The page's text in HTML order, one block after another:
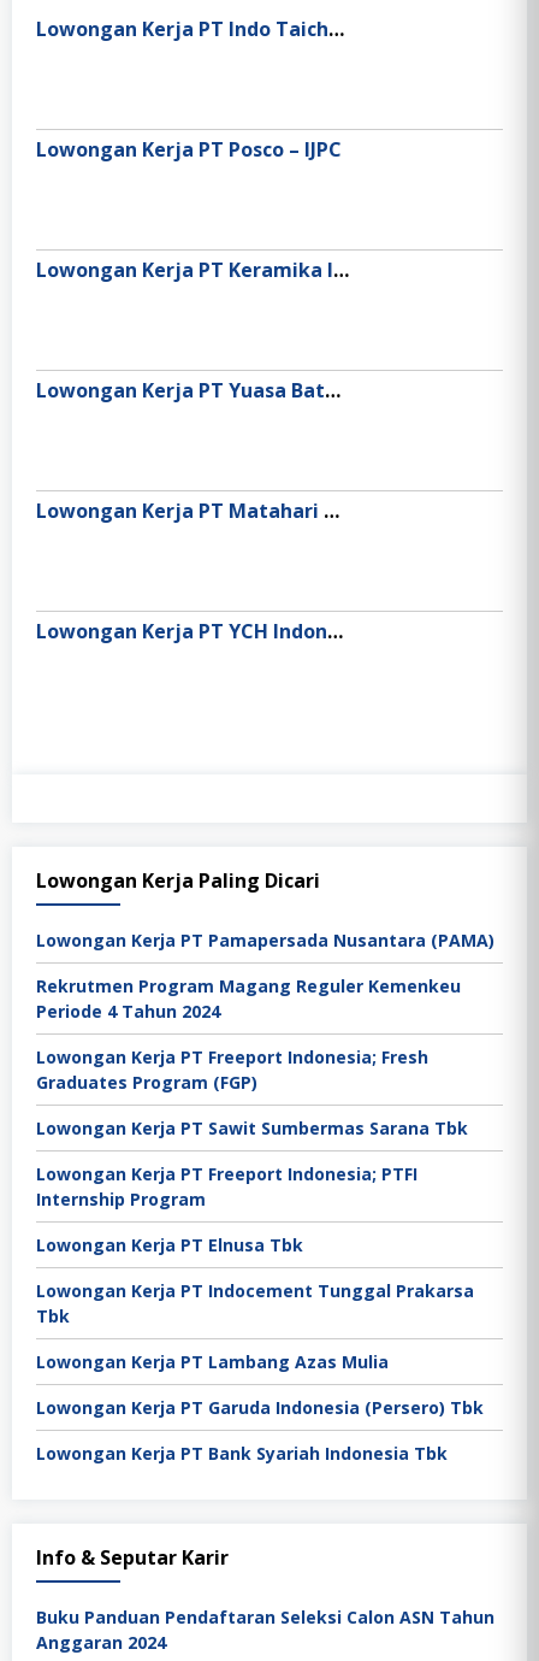
Lowongan Kerja PT Indo Taichen Textile Industry
Lowongan Kerja PT Posco – IJPC
Lowongan Kerja PT Keramika Indonesia Assosiasi Tbk
Lowongan Kerja PT Yuasa Battery Indonesia
Lowongan Kerja PT Matahari Department Store Tbk
Lowongan Kerja PT YCH Indonesia
Lowongan Kerja Paling Dicari
Lowongan Kerja PT Pamapersada Nusantara (PAMA)
Rekrutmen Program Magang Reguler Kemenkeu
Periode 4 Tahun 2024
Lowongan Kerja PT Freeport Indonesia; Fresh
Graduates Program (FGP)
Lowongan Kerja PT Sawit Sumbermas Sarana Tbk
Lowongan Kerja PT Freeport Indonesia; PTFI
Internship Program
Lowongan Kerja PT Elnusa Tbk
Lowongan Kerja PT Indocement Tunggal Prakarsa
Tbk
Lowongan Kerja PT Lambang Azas Mulia
Lowongan Kerja PT Garuda Indonesia (Persero) Tbk
Lowongan Kerja PT Bank Syariah Indonesia Tbk
Info & Seputar Karir
Buku Panduan Pendaftaran Seleksi Calon ASN Tahun
Anggaran 2024